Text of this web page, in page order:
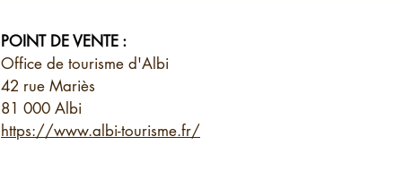
POINT DE VENTE :
Office de tourisme d'Albi
42 rue Mariès
81 000 Albi
https://www.albi-tourisme.fr/